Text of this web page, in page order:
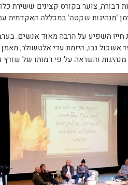
צוער בקורס קצינים ששירת
'מנהיגות שקטה' במכללה האקדמית
לחלוק כבוד לשורץ ז"ל שב-21 שנות חייו השפיע על הרבה מאוד
אשכול נבו, היזמת עדי אלטשולר,
והשראה על פי דמותו של שורץ